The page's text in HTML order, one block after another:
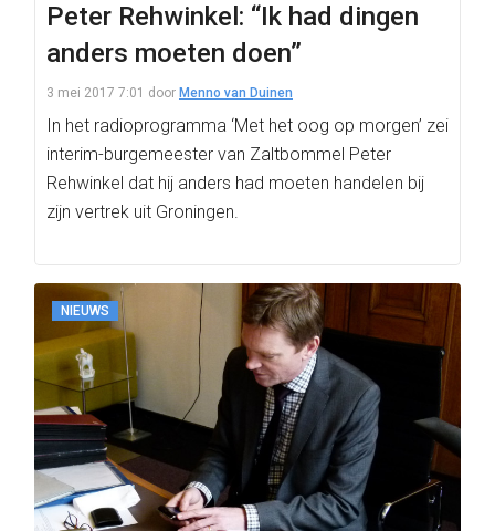
Peter Rehwinkel: “Ik had dingen
anders moeten doen”
3 mei 2017 7:01 door Menno van Duinen
In het radioprogramma ‘Met het oog op morgen’ zei
interim-burgemeester van Zaltbommel Peter
Rehwinkel dat hij anders had moeten handelen bij
zijn vertrek uit Groningen.
NIEUWS